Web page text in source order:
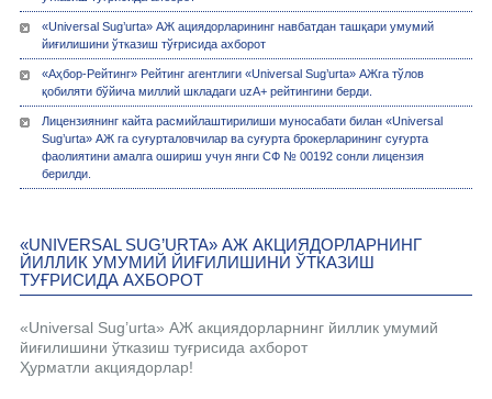
«Universal Sug’urta» АЖ ациядорларининг навбатдан ташқари умумий
йиғилишини ўтказиш тўғрисида ахборот
«Аҳбор-Рейтинг» Рейтинг агентлиги «Universal Sug’urta» АЖга тўлов
қобиляти бўйича миллий шкладаги uzA+ рейтингини берди.
Лицензиянинг кайта расмийлаштирилиши муносабати билан «Univеrsal
Sug’urta» АЖ га суғурталовчилар ва суғурта брокерларининг суғурта
фаолиятини амалга ошириш учун янги СФ № 00192 сонли лицензия
берилди.
«UNIVERSAL SUG’URTA» АЖ АКЦИЯДОРЛАРНИНГ
ЙИЛЛИК УМУМИЙ ЙИҒИЛИШИНИ ЎТКАЗИШ
ТУҒРИСИДА АХБОРОТ
«Universal Sug’urta» АЖ акциядорларнинг йиллик умумий
йиғилишини ўтказиш туғрисида ахборот
Ҳурматли акциядорлар!